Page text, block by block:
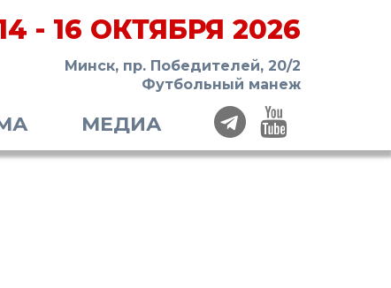
- 16 ОКТЯБРЯ 2026
Минск, пр. Победителей, 20/2
Футбольный манеж
МЕДИА